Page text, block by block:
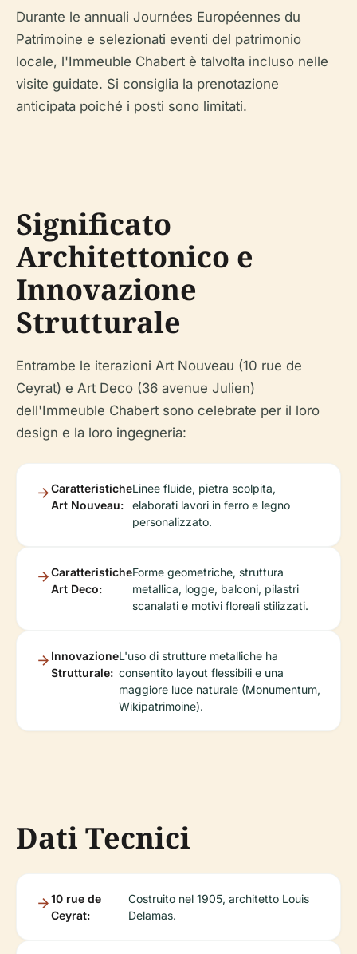
Durante le annuali Journées Européennes du
Patrimoine e selezionati eventi del patrimonio
locale, l'Immeuble Chabert è talvolta incluso nelle
visite guidate. Si consiglia la prenotazione
anticipata poiché i posti sono limitati.
Significato
Architettonico e
Innovazione
Strutturale
Entrambe le iterazioni Art Nouveau (10 rue de
Ceyrat) e Art Deco (36 avenue Julien)
dell'Immeuble Chabert sono celebrate per il loro
design e la loro ingegneria:
Caratteristiche
Art Nouveau:
Linee fluide, pietra scolpita,
elaborati lavori in ferro e legno
personalizzato.
Caratteristiche
Art Deco:
Forme geometriche, struttura
metallica, logge, balconi, pilastri
scanalati e motivi floreali stilizzati.
Innovazione
Strutturale:
L'uso di strutture metalliche ha
consentito layout flessibili e una
maggiore luce naturale (Monumentum,
Wikipatrimoine).
Dati Tecnici
10 rue de
Ceyrat:
Costruito nel 1905, architetto Louis
Delamas.